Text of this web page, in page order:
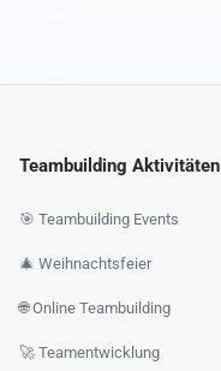
Teambuilding Aktivitäten
🎯 Teambuilding Events
🎄 Weihnachtsfeier
🌐 Online Teambuilding
🚀 Teamentwicklung